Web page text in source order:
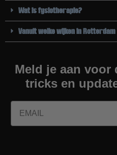
Wat is fysiotherapie?
Vanuit welke wijken in
Meld je aan voor
tricks en
Email